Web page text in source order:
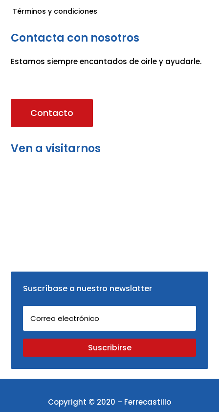
Términos y condiciones
Contacta con nosotros
Estamos siempre encantados de oirle y ayudarle.
Contacto
Ven a visitarnos
Suscríbase a nuestro newslatter
Suscribirse
Copyright © 2020 – Ferrecastillo